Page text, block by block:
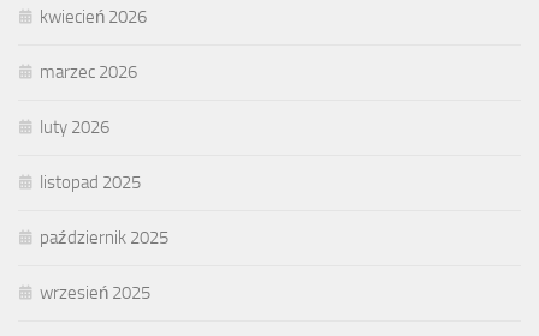
kwiecień 2026
marzec 2026
luty 2026
listopad 2025
październik 2025
wrzesień 2025